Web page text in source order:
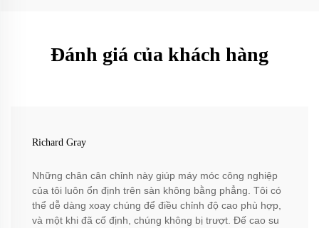
Đánh giá của khách hàng
Richard Gray
Những chân cân chỉnh này giúp máy móc công nghiệp
của tôi luôn ổn định trên sàn không bằng phẳng. Tôi có
thể dễ dàng xoay chúng để điều chỉnh độ cao phù hợp,
và một khi đã cố định, chúng không bị trượt. Đế cao su